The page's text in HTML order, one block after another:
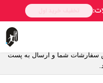
سفارشات شما و ارسال به پست